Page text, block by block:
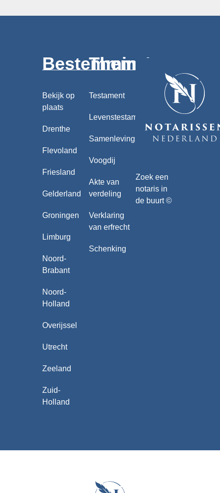
Bestemmingen
Bekijk op
plaats
Drenthe
Flevoland
Friesland
Gelderland
Groningen
Limburg
Noord-
Brabant
Noord-
Holland
Overijssel
Utrecht
Zeeland
Zuid-
Holland
Thema's
Testament
Levenstestament
Samenlevingscontract
Voogdij
Akte van
verdeling
Verklaring
van erfrecht
Schenking
Zoek een
notaris in
de buurt ©